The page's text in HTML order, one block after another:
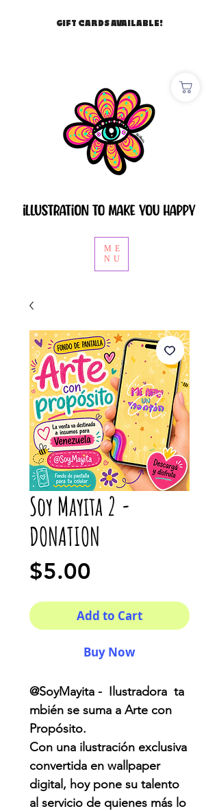
ME
NU
GIFT CARDS AVAILABLE!
Soy Mayita 2 -
DONATION
$5.00
Add to Cart
Buy Now
@SoyMayita - Ilustradora ta
mbién se suma a Arte con
Propósito.
Con una ilustración exclusiva
convertida en wallpaper
digital, hoy pone su talento
al servicio de quienes más lo